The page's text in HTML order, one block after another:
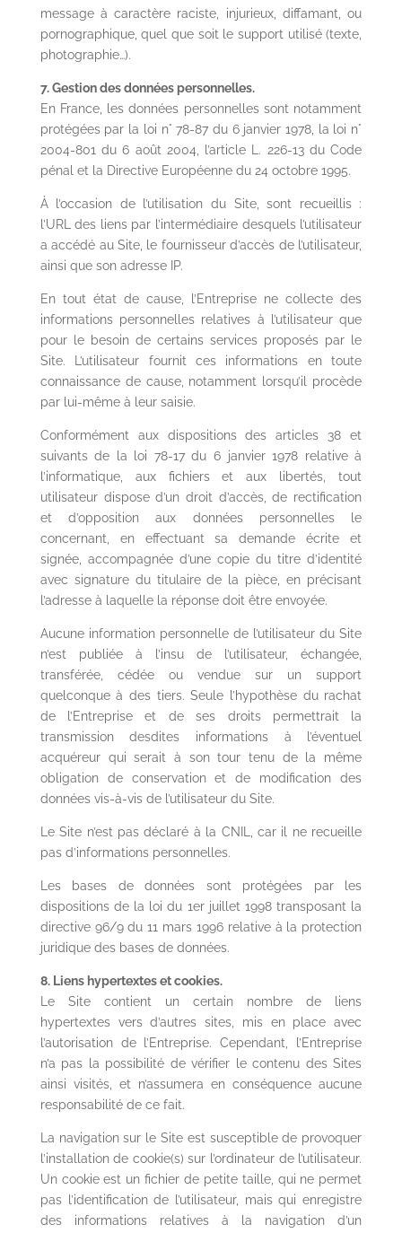
message à caractère raciste, injurieux, diffamant, ou
pornographique, quel que soit le support utilisé (texte,
photographie…).
7. Gestion des données personnelles.
En France, les données personnelles sont notamment
protégées par la loi n° 78-87 du 6 janvier 1978, la loi n°
2004-801 du 6 août 2004, l’article L. 226-13 du Code
pénal et la Directive Européenne du 24 octobre 1995.
À l’occasion de l’utilisation du Site, sont recueillis :
l’URL des liens par l’intermédiaire desquels l’utilisateur
a accédé au Site, le fournisseur d’accès de l’utilisateur,
ainsi que son adresse IP.
En tout état de cause, l’Entreprise ne collecte des
informations personnelles relatives à l’utilisateur que
pour le besoin de certains services proposés par le
Site. L’utilisateur fournit ces informations en toute
connaissance de cause, notamment lorsqu’il procède
par lui-même à leur saisie.
Conformément aux dispositions des articles 38 et
suivants de la loi 78-17 du 6 janvier 1978 relative à
l’informatique, aux fichiers et aux libertés, tout
utilisateur dispose d’un droit d’accès, de rectification
et d’opposition aux données personnelles le
concernant, en effectuant sa demande écrite et
signée, accompagnée d’une copie du titre d’identité
avec signature du titulaire de la pièce, en précisant
l’adresse à laquelle la réponse doit être envoyée.
Aucune information personnelle de l’utilisateur du Site
n’est publiée à l’insu de l’utilisateur, échangée,
transférée, cédée ou vendue sur un support
quelconque à des tiers. Seule l’hypothèse du rachat
de l’Entreprise et de ses droits permettrait la
transmission desdites informations à l’éventuel
acquéreur qui serait à son tour tenu de la même
obligation de conservation et de modification des
données vis-à-vis de l’utilisateur du Site.
Le Site n’est pas déclaré à la CNIL, car il ne recueille
pas d’informations personnelles.
Les bases de données sont protégées par les
dispositions de la loi du 1er juillet 1998 transposant la
directive 96/9 du 11 mars 1996 relative à la protection
juridique des bases de données.
8. Liens hypertextes et cookies.
Le Site contient un certain nombre de liens
hypertextes vers d’autres sites, mis en place avec
l’autorisation de l’Entreprise. Cependant, l’Entreprise
n’a pas la possibilité de vérifier le contenu des Sites
ainsi visités, et n’assumera en conséquence aucune
responsabilité de ce fait.
La navigation sur le Site est susceptible de provoquer
l’installation de cookie(s) sur l’ordinateur de l’utilisateur.
Un cookie est un fichier de petite taille, qui ne permet
pas l’identification de l’utilisateur, mais qui enregistre
des informations relatives à la navigation d’un